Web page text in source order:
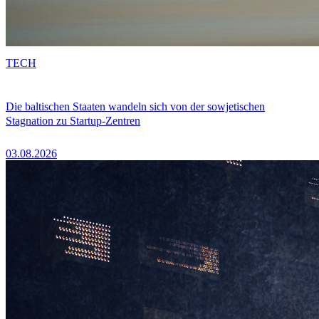
Die baltischen Staaten wandeln sich von der sowjetischen
Stagnation zu Startup-Zentren
03.08.2026
TECH